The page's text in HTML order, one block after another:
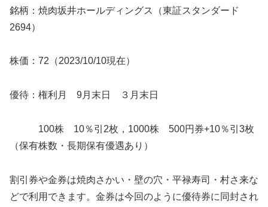
銘柄：焼肉坂井ホールディングス（東証スタンダード
2694）
株価：72（2023/10/10現在）
優待：権利月 9月末日 ３月末日
100株 10％引2枚，1000株 500円券+10％引3枚
（保有株数・長期保有優遇あり）
割引券や金券は焼肉さかい・壁の穴・平禄寿司・村さ来な
どで利用できます。金券は今回のように優待券に同封され